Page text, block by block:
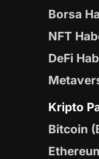
Borsa
NFT
DeFi
Kripto
Bitcoin